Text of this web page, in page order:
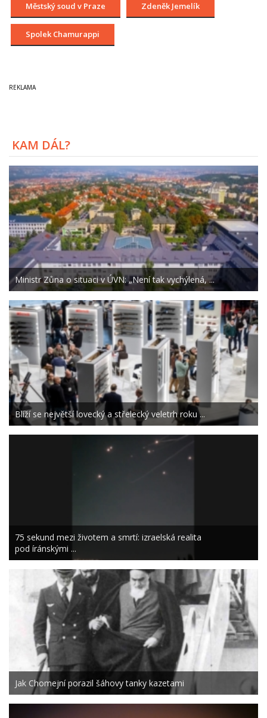
Městský soud v Praze Zdeněk Jemelík
Spolek Chamurappi
KAM DÁL?
Ministr Zůna o situaci v ÚVN: „Není tak vychýlená, ...
Blíží se největší lovecký a střelecký veletrh roku ...
75 sekund mezi životem a smrtí: izraelská realita
pod íránskými ...
Jak Chomejní porazil šáhovy tanky kazetami